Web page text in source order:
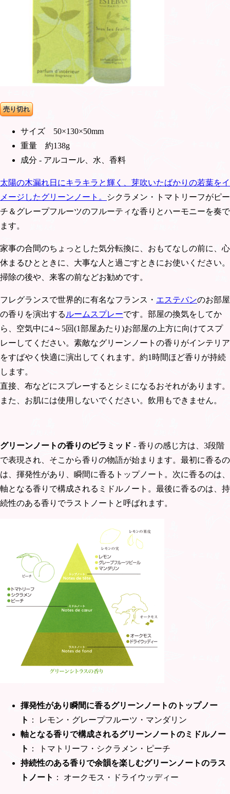
売り切れ
サイズ 50×130×50mm
重量 約138g
成分 - アルコール、水、香料
太陽の木漏れ日にキラキラと輝く、芽吹いたばかりの若葉をイ
メージしたグリーンノート。 シクラメン・トマトリーフがピー
チ＆グレープフルーツのフルーティな香りとハーモニーを奏で
ます。
家事の合間のちょっとした気分転換に、おもてなしの前に、心
休まるひとときに、大事な人と過ごすときにお使いください。
掃除の後や、来客の前などお勧めです。
フレグランスで世界的に有名なフランス・ エステバンのお部屋
の香りを演出する ルームスプレーです。部屋の換気をしてか
ら、空気中に4～5回(1部屋あたり)お部屋の上方に向けてスプ
レーしてください。素敵なグリーンノートの香りがインテリア
をすばやく快適に演出してくれます。約1時間ほど香りが持続
します。
直接、布などにスプレーするとシミになるおそれがあります。
また、お肌には使用しないでください。飲用もできません。
グリーンノートの香りのピラミッド - 香りの感じ方は、3段階
で表現され、そこから香りの物語が始まります。最初に香るの
は、揮発性があり、瞬間に香るトップノート。次に香るのは、
軸となる香りで構成されるミドルノート。最後に香るのは、持
続性のある香りでラストノートと呼ばれます。
揮発性があり瞬間に香るグリーンノートのトップノー
ト ： レモン・グレープフルーツ・マンダリン
軸となる香りで構成されるグリーンノートのミドルノー
ト ： トマトリーフ・シクラメン・ピーチ
持続性のある香りで余韻を楽しむグリーンノートのラス
トノート ： オークモス・ドライウッディー